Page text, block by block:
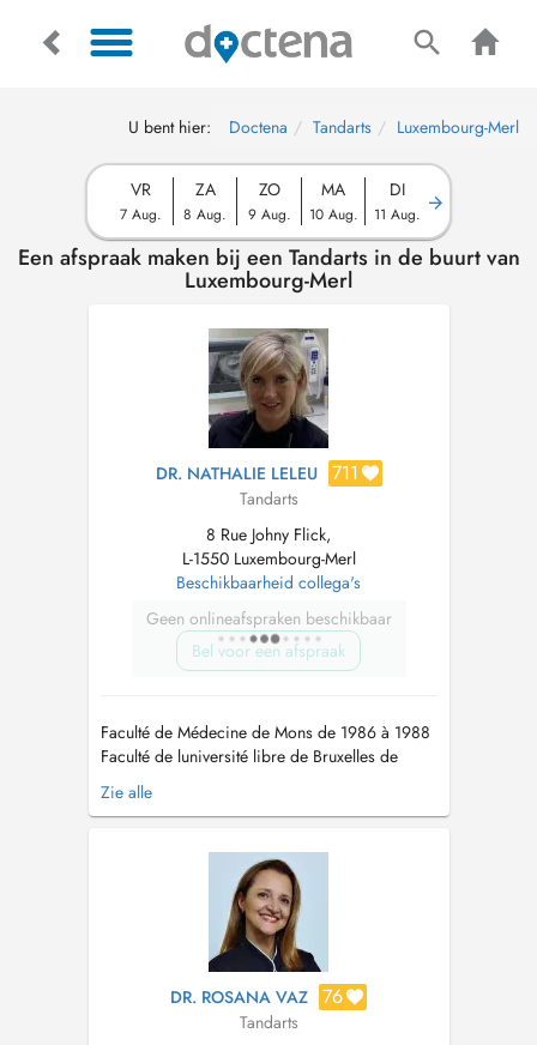
U bent hier: Doctena Tandarts Luxembourg-Merl
VR
7 Aug.
ZA
8 Aug.
ZO
9 Aug.
MA
10 Aug.
DI
11 Aug.
Een afspraak maken bij een Tandarts in de buurt van
Luxembourg-Merl
DR. NATHALIE LELEU 711
Tandarts
8 Rue Johny Flick,
L-1550 Luxembourg-Merl
Beschikbaarheid collega's
Geen onlineafspraken beschikbaar
Bel voor een afspraak
Faculté de Médecine de Mons de 1986 à 1988
Faculté de luniversité libre de Bruxelles de
1988 à 1993 en Sciences Dentaires Diplôme
de lorthodontie Cisco en 1996 Master Damon
Zie alle
DR. ROSANA VAZ 76
Tandarts